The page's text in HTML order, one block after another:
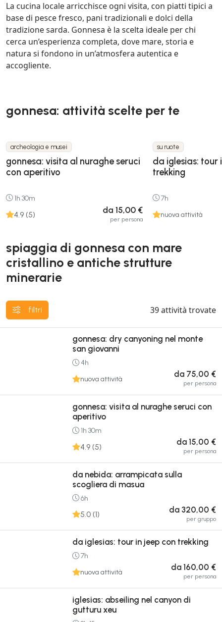
La cucina locale arricchisce ogni visita, con piatti tipici a
base di pesce fresco, pani tradizionali e dolci della
tradizione sarda. Gonnesa è la scelta ideale per chi
cerca un’esperienza completa, dove mare, storia e
natura si fondono in un’atmosfera autentica e
accogliente.
gonnesa: attività scelte per te
archeologia e musei
gonnesa: visita al nuraghe seruci
con aperitivo
1h 30m
4.9 (5) da 15,00 €
per persona
su ruote
da iglesias: tour
trekking
7h
nuova attività
spiaggia di gonnesa con mare
cristallino e antiche strutture
minerarie
filtri 39attività trovate
gonnesa: dry canyoning nel monte
san giovanni
4h
nuova attività
da 75,00 €
per persona
gonnesa: visita al nuraghe seruci con
aperitivo
1h 30m
4.9 (5) da 15,00 €
per persona
da nebida: arrampicata sulla
scogliera di masua
6h
5.0 (1) da 320,00 €
per gruppo
da iglesias: tour in jeep con trekking
7h
nuova attività
da 160,00 €
per persona
iglesias: abseiling nel canyon di
gutturu xeu